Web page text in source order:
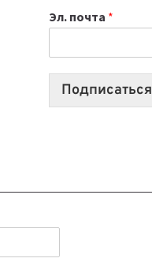
Эл. почта *
Подписаться